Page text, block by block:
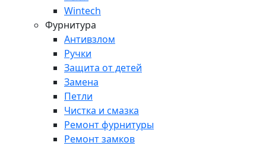
Wintech
Фурнитура
Антивзлом
Ручки
Защита от детей
Замена
Петли
Чистка и смазка
Ремонт фурнитуры
Ремонт замков